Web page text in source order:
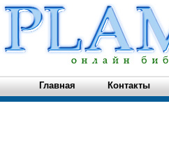
Главная Контакты